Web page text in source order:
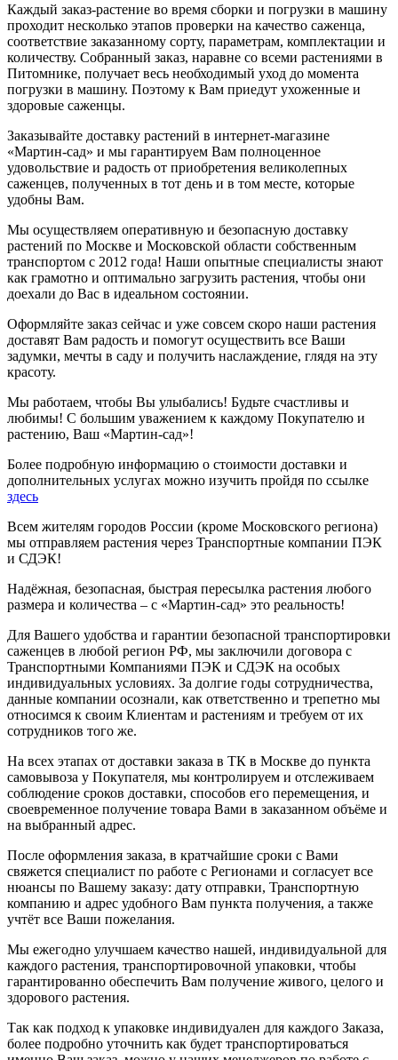
Каждый заказ-растение во время сборки и погрузки в машину
проходит несколько этапов проверки на качество саженца,
соответствие заказанному сорту, параметрам, комплектации и
количеству. Собранный заказ, наравне со всеми растениями в
Питомнике, получает весь необходимый уход до момента
погрузки в машину. Поэтому к Вам приедут ухоженные и
здоровые саженцы.
Заказывайте доставку растений в интернет-магазине
«Мартин-сад» и мы гарантируем Вам полноценное
удовольствие и радость от приобретения великолепных
саженцев, полученных в тот день и в том месте, которые
удобны Вам.
Мы осуществляем оперативную и безопасную доставку
растений по Москве и Московской области собственным
транспортом с 2012 года! Наши опытные специалисты знают
как грамотно и оптимально загрузить растения, чтобы они
доехали до Вас в идеальном состоянии.
Оформляйте заказ сейчас и уже совсем скоро наши растения
доставят Вам радость и помогут осуществить все Ваши
задумки, мечты в саду и получить наслаждение, глядя на эту
красоту.
Мы работаем, чтобы Вы улыбались! Будьте счастливы и
любимы! С большим уважением к каждому Покупателю и
растению, Ваш «Мартин-сад»!
Более подробную информацию о стоимости доставки и
дополнительных услугах можно изучить пройдя по ссылке
здесь
Всем жителям городов России (кроме Московского региона)
мы отправляем растения через Транспортные компании ПЭК
и СДЭК!
Надёжная, безопасная, быстрая пересылка растения любого
размера и количества – с «Мартин-сад» это реальность!
Для Вашего удобства и гарантии безопасной транспортировки
саженцев в любой регион РФ, мы заключили договора с
Транспортными Компаниями ПЭК и СДЭК на особых
индивидуальных условиях. За долгие годы сотрудничества,
данные компании осознали, как ответственно и трепетно мы
относимся к своим Клиентам и растениям и требуем от их
сотрудников того же.
На всех этапах от доставки заказа в ТК в Москве до пункта
самовывоза у Покупателя, мы контролируем и отслеживаем
соблюдение сроков доставки, способов его перемещения, и
своевременное получение товара Вами в заказанном объёме и
на выбранный адрес.
После оформления заказа, в кратчайшие сроки с Вами
свяжется специалист по работе с Регионами и согласует все
нюансы по Вашему заказу: дату отправки, Транспортную
компанию и адрес удобного Вам пункта получения, а также
учтёт все Ваши пожелания.
Мы ежегодно улучшаем качество нашей, индивидуальной для
каждого растения, транспортировочной упаковки, чтобы
гарантированно обеспечить Вам получение живого, целого и
здорового растения.
Так как подход к упаковке индивидуален для каждого Заказа,
более подробно уточнить как будет транспортироваться